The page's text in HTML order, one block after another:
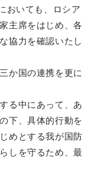
おいても、ロシア
主席をはじめ、各
協力を確認いたし
か国の連携を更に
る中にあって、あ
下、具体的行動を
めとする我が国防
しを守るため、最